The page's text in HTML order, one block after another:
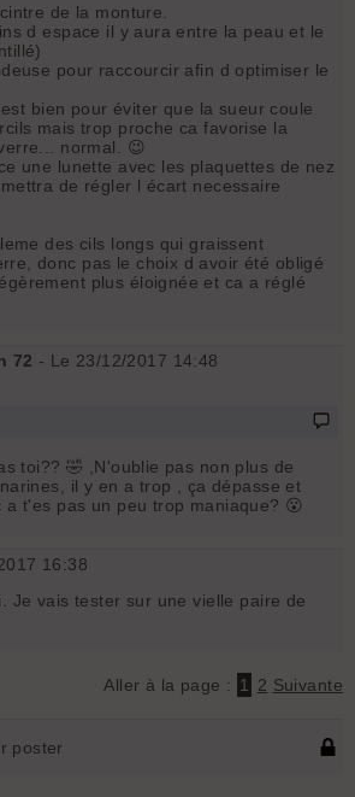
de la monture.
d espace il y aura entre la peau et le
pour raccourcir afin d optimiser le
bien pour éviter que la sueur coule
mais trop proche ca favorise la
normal. 😉
une lunette avec les plaquettes de nez
de régler l écart necessaire
des cils longs qui graissent
donc pas le choix d avoir été obligé
plus éloignée et ca a réglé
72 - Le 23/12/2017 14:48
toi?? 🤣 ,N'oublie pas non plus de
il y en a trop , ça dépasse et
t'es pas un peu trop maniaque? 😮
16:38
Je vais tester sur une vielle paire de
Aller à la page : 1 2 Suivante
poster